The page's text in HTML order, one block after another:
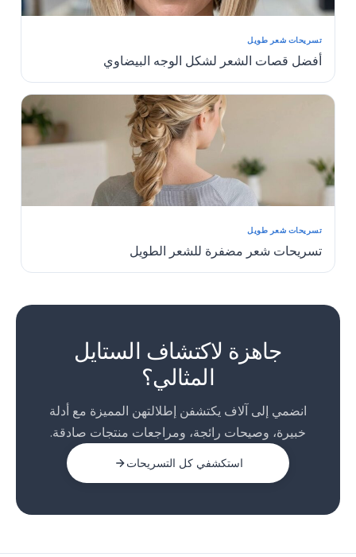
تسريحات شعر طويل
أفضل قصات الشعر لشكل الوجه البيضاوي
تسريحات شعر طويل
تسريحات شعر مضفرة للشعر الطويل
جاهزة لاكتشاف الستايل
المثالي؟
انضمي إلى آلاف يكتشفن إطلالتهن المميزة مع أدلة
خبيرة، وصيحات رائجة، ومراجعات منتجات صادقة.
استكشفي كل التسريحات